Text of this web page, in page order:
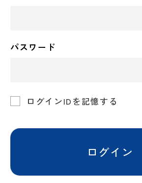
パスワード
ログインIDを記憶する
ログイン